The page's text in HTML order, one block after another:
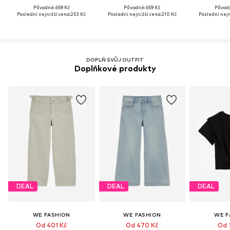
Původně: 659 Kč
Poslední nejnižší cena:253 Kč
Původně: 659 Kč
Poslední nejnižší cena:210 Kč
Poslední
DOPLŇ SVŮJ OUTFIT
Doplňkové produkty
DEAL
WE FASHION
Od 401 Kč
DEAL
WE FASHION
Od 470 Kč
DEAL
WE
Od